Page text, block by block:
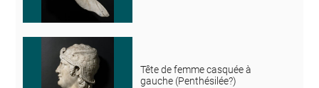
Tête de femme casquée à
gauche (Penthésilée?)